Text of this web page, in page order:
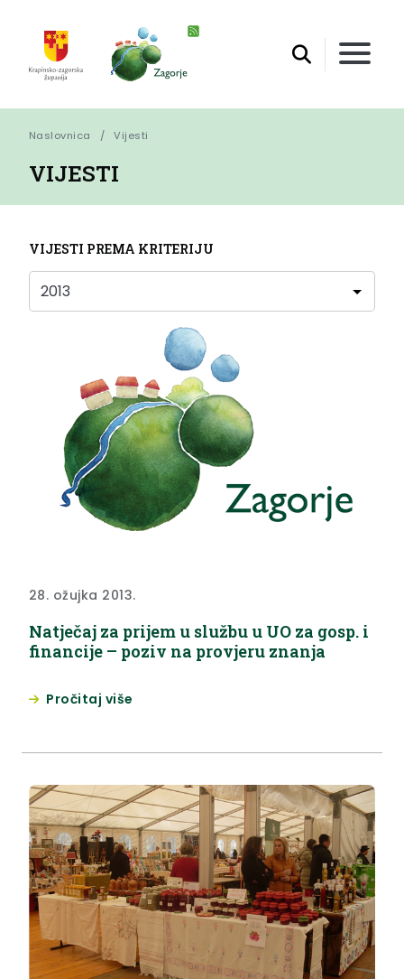
Naslovnica Vijesti
VIJESTI
VIJESTI PREMA KRITERIJU
28. ožujka 2013.
Natječaj za prijem u službu u UO za gosp. i
financije – poziv na provjeru znanja
Pročitaj više